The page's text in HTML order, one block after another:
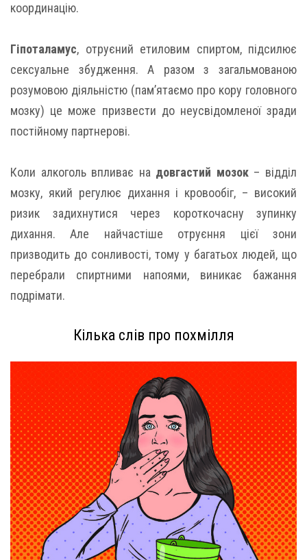
координацію.
Гіпоталамус, отруєний етиловим спиртом, підсилює
сексуальне збудження. А разом з загальмованою
розумовою діяльністю (пам’ятаємо про кору головного
мозку) це може призвести до неусвідомленої зради
постійному партнерові.
Коли алкоголь впливає на довгастий мозок– відділ
мозку, який регулює дихання і кровообіг, – високий
ризик задихнутися через короткочасну зупинку
дихання. Але найчастіше отруєння цієї зони
призводить до сонливості, тому у багатьох людей, що
перебрали спиртними напоями, виникає бажання
подрімати.
Кілька слів про похмілля